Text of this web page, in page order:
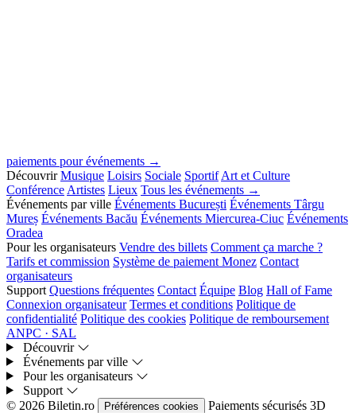
paiements pour événements →
Découvrir Musique Loisirs Sociale Sportif Art et Culture
Conférence Artistes Lieux Tous les événements →
Événements par ville Événements București Événements Târgu
Mureș Événements Bacău Événements Miercurea-Ciuc Événements
Oradea
Pour les organisateurs Vendre des billets Comment ça marche ?
Tarifs et commission Système de paiement Monez Contact
organisateurs
Support Questions fréquentes Contact Équipe Blog Hall of Fame
Connexion organisateur Termes et conditions Politique de
confidentialité Politique des cookies Politique de remboursement
ANPC · SAL
Découvrir
Événements par ville
Pour les organisateurs
Support
© 2026 Biletin.ro
Préférences cookies Paiements sécurisés 3D